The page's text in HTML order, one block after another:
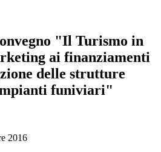
"Il Turismo in
ai finanziamenti
delle strutture
funiviari"
2016